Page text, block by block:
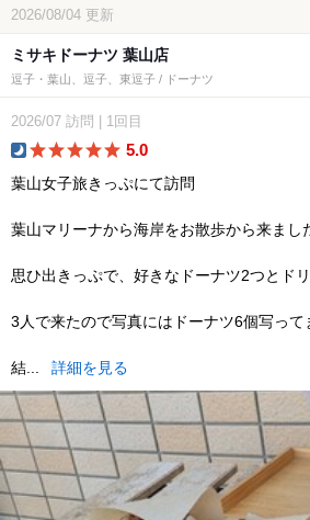
2026/08/04 更新
ミサキドーナツ 葉山店
逗子・葉山、逗子、東逗子 / ドーナツ
2026/07 訪問 1回目
5.0
葉山女子旅きっぷにて訪問
葉山マリーナから海岸をお散歩から来まし
思ひ出きっぷで、好きなドーナツ2つとド
3人で来たので写真にはドーナツ6個写って
結... 詳細を見る